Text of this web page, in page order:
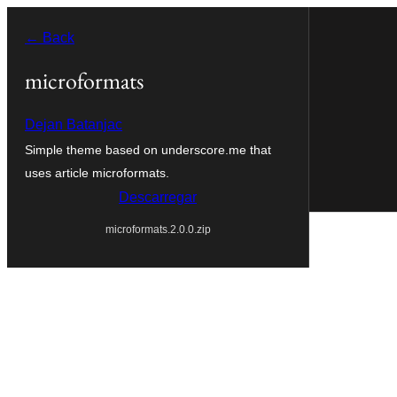
para
← Back
microformats
Dejan Batanjac
Simple theme based on underscore.me that
uses article microformats.
Descarregar
microformats.2.0.0.zip